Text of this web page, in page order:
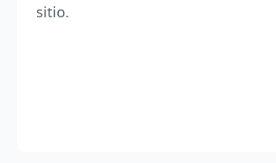
sitio.